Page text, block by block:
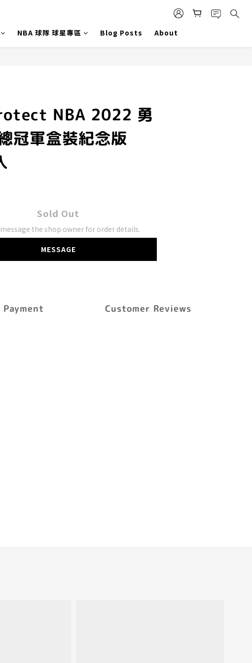
NBA 球隊 球星專區 Blog Posts About
NBA 2022 勇
冠軍盒裝紀念版
Sold Out
message the shop owner for order details.
MESSAGE
Customer Reviews